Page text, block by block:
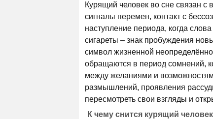
Курящий человек во сне связан с
сигналы перемен, контакт с
наступление периода, когда
сигареты – знак пробуждения
символ жизненной
обращаются в период сомнений,
между желаниями и
размышлений, проявления
пересмотреть свои взгляды и
К чему снится курящий